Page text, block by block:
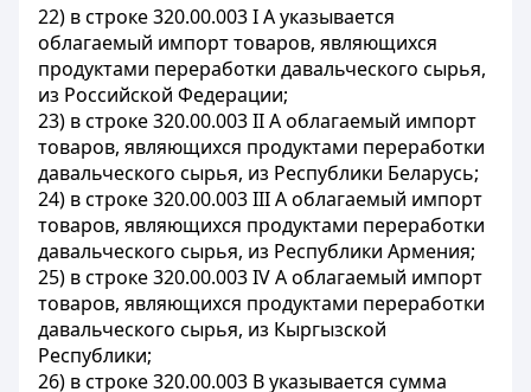
22) в строке 320.00.003 I А указывается
облагаемый импорт товаров, являющихся
продуктами переработки давальческого сырья,
из Российской Федерации;
23) в строке 320.00.003 II А облагаемый импорт
товаров, являющихся продуктами переработки
давальческого сырья, из Республики Беларусь;
24) в строке 320.00.003 III А облагаемый импорт
товаров, являющихся продуктами переработки
давальческого сырья, из Республики Армения;
25) в строке 320.00.003 IV А облагаемый импорт
товаров, являющихся продуктами переработки
давальческого сырья, из Кыргызской
Республики;
26) в строке 320.00.003 В указывается сумма